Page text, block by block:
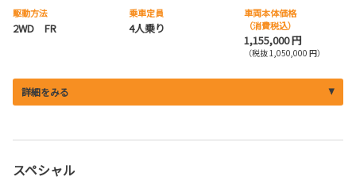
駆動方法
2WD FR
乗車定員
4人乗り
車両本体価格
（消費税込）
1,155,000 円
（税抜 1,050,000 円）
詳細をみる
スペシャル